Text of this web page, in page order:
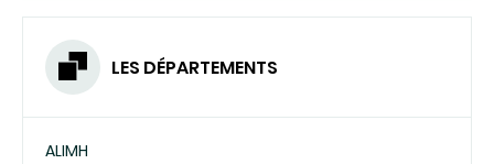
LES DÉPARTEMENTS
ALIMH